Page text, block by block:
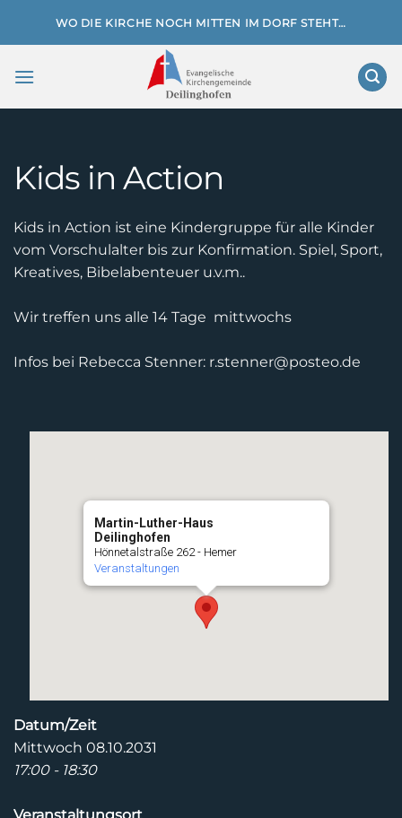
WO DIE KIRCHE NOCH MITTEN IM DORF STEHT…
Kids in Action
Kids in Action ist eine Kindergruppe für alle Kinder
vom Vorschulalter bis zur Konfirmation. Spiel, Sport,
Kreatives, Bibelabenteuer u.v.m..
Wir treffen uns alle 14 Tage mittwochs
Infos bei Rebecca Stenner: r.stenner@posteo.de
Martin-Luther-Haus
Deilinghofen
Hönnetalstraße 262 - Hemer
Veranstaltungen
Datum/Zeit
Mittwoch 08.10.2031
17:00 - 18:30